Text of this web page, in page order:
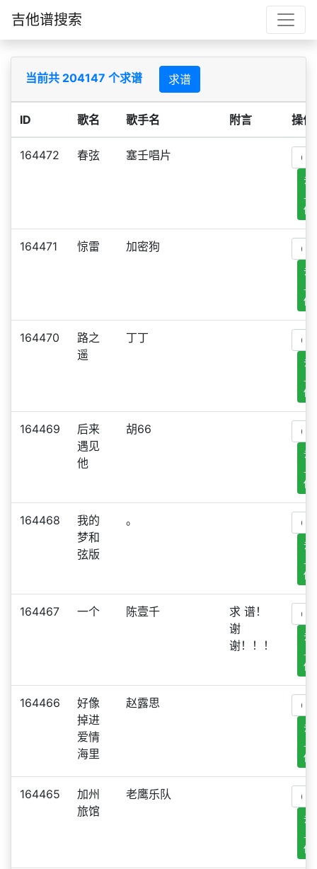
吉他谱搜索
当前共 204147 个求谱 求谱
ID 歌名 歌手名 附言 操作
164472 春弦 塞壬唱片
去
传
164471 惊雷 加密狗
去
传
164470
路之
遥
丁丁
去
传
164469
后来
遇见
他
胡66
去
传
164468
我的
梦和
弦版
。
去
传
164467 一个 陈壹千
求 谱！
谢
谢！！！
去
传
164466
好像
掉进
爱情
海里
赵露思
去
传
164465
加州
旅馆
老鹰乐队
去
传